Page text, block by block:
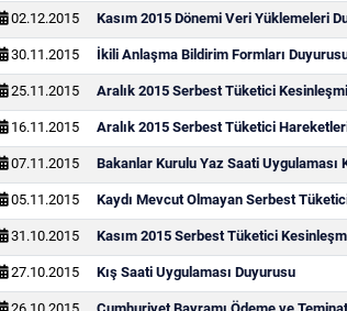
02.12.2015 Kasım 2015 Dönemi Veri Yüklemeleri
30.11.2015 İkili Anlaşma Bildirim Formları
25.11.2015 Aralık 2015 Serbest Tüketici
16.11.2015 Aralık 2015 Serbest Tüketici
07.11.2015 Bakanlar Kurulu Yaz Saati Uygulaması
05.11.2015 Kaydı Mevcut Olmayan Serbest
31.10.2015 Kasım 2015 Serbest Tüketici
27.10.2015 Kış Saati Uygulaması Duyurusu